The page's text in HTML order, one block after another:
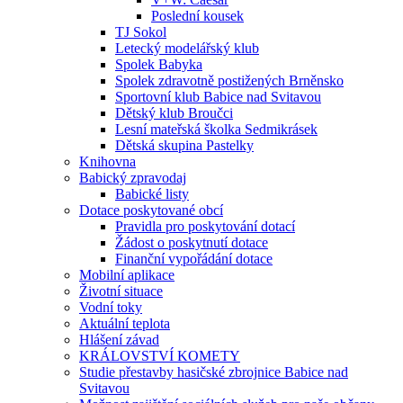
Poslední kousek
TJ Sokol
Letecký modelářský klub
Spolek Babyka
Spolek zdravotně postižených Brněnsko
Sportovní klub Babice nad Svitavou
Dětský klub Broučci
Lesní mateřská školka Sedmikrásek
Dětská skupina Pastelky
Knihovna
Babický zpravodaj
Babické listy
Dotace poskytované obcí
Pravidla pro poskytování dotací
Žádost o poskytnutí dotace
Finanční vypořádání dotace
Mobilní aplikace
Životní situace
Vodní toky
Aktuální teplota
Hlášení závad
KRÁLOVSTVÍ KOMETY
Studie přestavby hasičské zbrojnice Babice nad
Svitavou